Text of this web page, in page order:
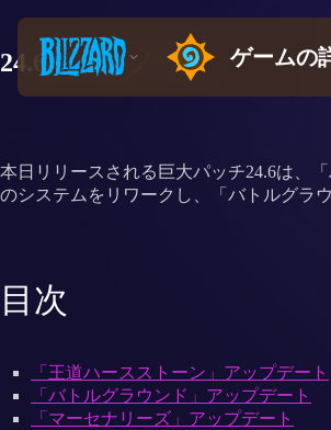
24.6パッチノート
本日リリースされる巨大パッチ24.6は、
のシステムをリワークし、「バトルグラ
目次
「王道ハースストーン」アップデート
「バトルグラウンド」アップデート
「マーセナリーズ」アップデート